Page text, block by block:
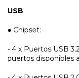
USB
● Chipset:
- 4 x Puertos USB
puertos disponibles